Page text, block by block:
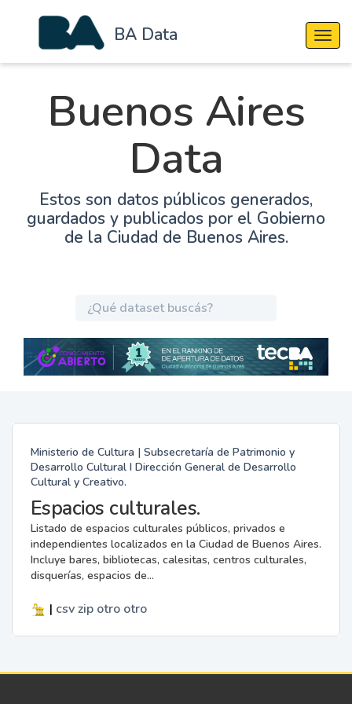
BA Data
Buenos Aires
Data
Estos son datos públicos generados,
guardados y publicados por el Gobierno
de la Ciudad de Buenos Aires.
Ministerio de Cultura | Subsecretaría de Patrimonio y
Desarrollo Cultural I Dirección General de Desarrollo
Cultural y Creativo.
Espacios culturales.
Listado de espacios culturales públicos, privados e
independientes localizados en la Ciudad de Buenos Aires.
Incluye bares, bibliotecas, calesitas, centros culturales,
disquerías, espacios de...
| csv zip otro otro